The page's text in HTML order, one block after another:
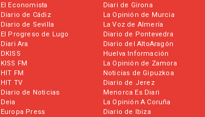
El Economista
Diario de Cádiz
Diario de Sevilla
El Progreso de Lugo
Diari Ara
DKISS
KISS FM
HIT FM
HIT TV
Diario de Noticias
Deia
Europa Press
Diari de Girona
La Opinión de Murcia
La Voz de Almería
Diario de Pontevedra
Diario del AltoAragón
Huelva Información
La Opinión de Zamora
Noticias de Gipuzkoa
Diario de Jerez
Menorca Es Diari
La Opinión A Coruña
Diario de Ibiza